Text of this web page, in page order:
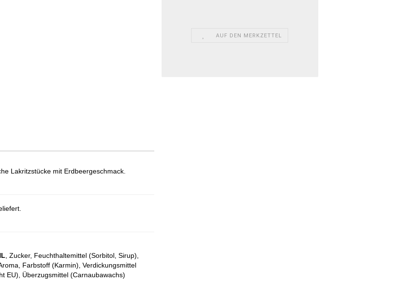
AUF DEN MERKZETTEL
Lakritzstücke mit Erdbeergeschmack.
, Zucker, Feuchthaltemittel (Sorbitol, Sirup),
Farbstoff (Karmin), Verdickungsmittel
EU), Überzugsmittel (Carnaubawachs)